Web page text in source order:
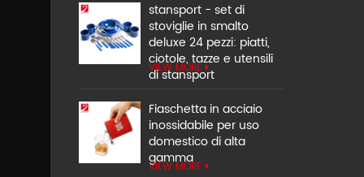
stansport - set di
stoviglie in smalto
deluxe 24 pezzi: piatti,
ciotole, tazze e utensili
di stansport
VIEW MORE
Fiaschetta in acciaio
inossidabile per uso
domestico di alta
gamma
VIEW MORE